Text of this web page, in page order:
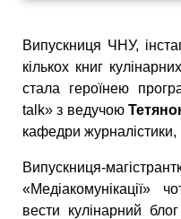
Випускниця ЧНУ,
кількох книг
стала героїнею
talk» з ведучою
кафедри журналістики,
Випускниця-
«Медіакомунікації»
вести кулінарний